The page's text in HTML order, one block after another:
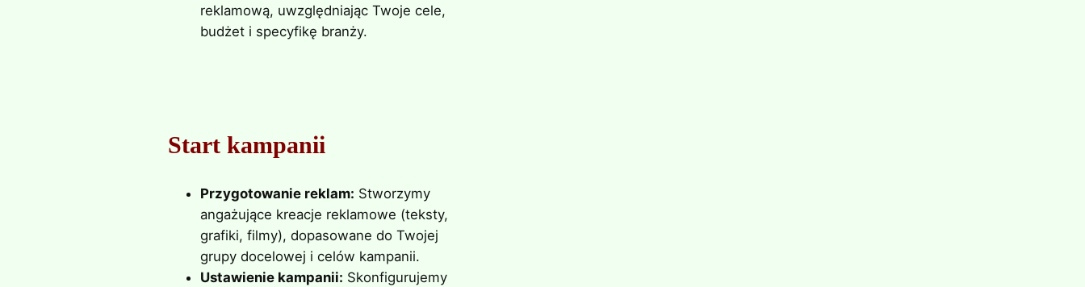
reklamową, uwzględniając Twoje cele,
budżet i specyfikę branży.
Start kampanii
Przygotowanie reklam: Stworzymy
angażujące kreacje reklamowe (teksty,
grafiki, filmy), dopasowane do Twojej
grupy docelowej i celów kampanii.
Ustawienie kampanii: Skonfigurujemy